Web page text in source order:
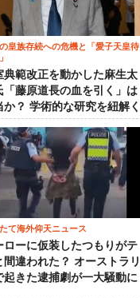
皇族存続への危機と「愛子天皇待
典範改正を動かした麻生太
「藤原道長の血を引く」は
か？ 学術的な研究を紐解く
て海外仰天ニュース
ローに仮装したつもりがテ
間違われた？ オーストラリ
起きた逮捕劇が一大騒動に